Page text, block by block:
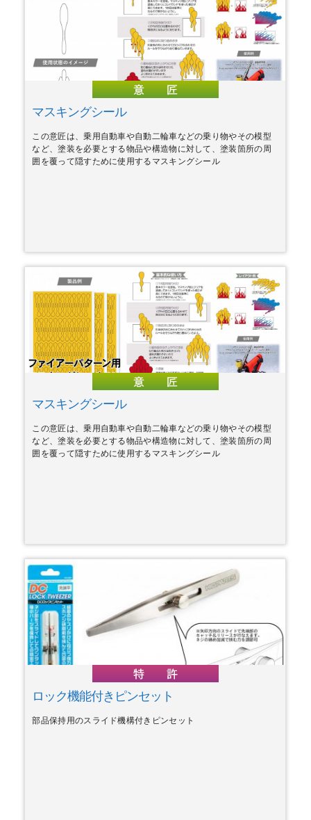
マスキングシール
この意匠は、乗用自動車や自動二輪車などの乗り物やその模型
など、塗装を必要とする物品や構造物に対して、塗装箇所の周
囲を覆って隠すために使用するマスキングシール
マスキングシール
この意匠は、乗用自動車や自動二輪車などの乗り物やその模型
など、塗装を必要とする物品や構造物に対して、塗装箇所の周
囲を覆って隠すために使用するマスキングシール
ロック機能付きピンセット
部品保持用のスライド機構付きピンセット